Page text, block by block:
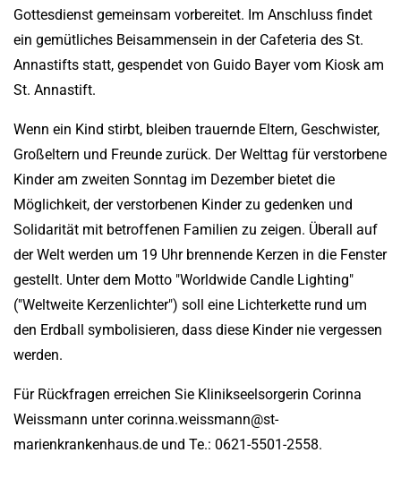
Gottesdienst gemeinsam vorbereitet. Im Anschluss findet
ein gemütliches Beisammensein in der Cafeteria des St.
Annastifts statt, gespendet von Guido Bayer vom Kiosk am
St. Annastift.
Wenn ein Kind stirbt, bleiben trauernde Eltern, Geschwister,
Großeltern und Freunde zurück. Der Welttag für verstorbene
Kinder am zweiten Sonntag im Dezember bietet die
Möglichkeit, der verstorbenen Kinder zu gedenken und
Solidarität mit betroffenen Familien zu zeigen. Überall auf
der Welt werden um 19 Uhr brennende Kerzen in die Fenster
gestellt. Unter dem Motto "Worldwide Candle Lighting"
("Weltweite Kerzenlichter") soll eine Lichterkette rund um
den Erdball symbolisieren, dass diese Kinder nie vergessen
werden.
Für Rückfragen erreichen Sie Klinikseelsorgerin Corinna
Weissmann unter corinna.weissmann@st-
marienkrankenhaus.de und Te.: 0621-5501-2558.